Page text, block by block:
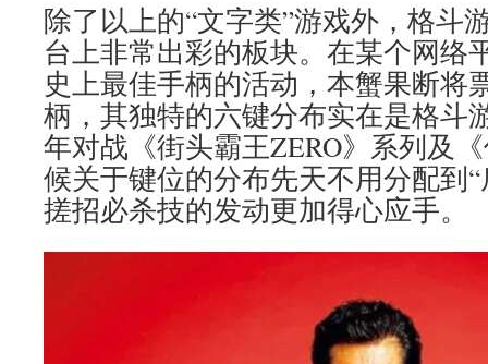
除了以上的“文字类”游戏外，格斗
台上非常出彩的板块。在某个网络
史上最佳手柄的活动，本蟹果断将
柄，其独特的六键分布实在是格斗
年对战《街头霸王ZERO》系列及
候关于键位的分布先天不用分配到
搓招必杀技的发动更加得心应手。